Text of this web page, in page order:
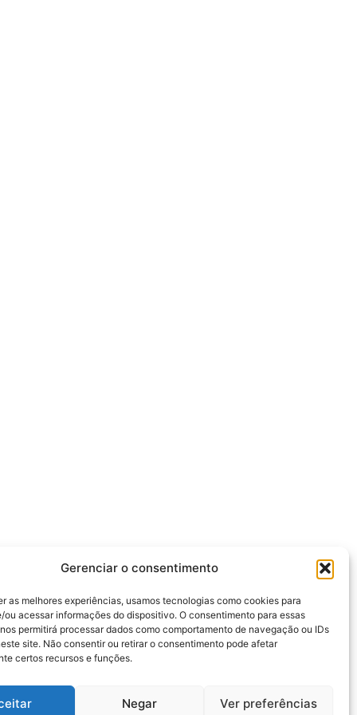
Gerenciar o consentimento
as melhores experiências, usamos tecnologias como cookies para
ou acessar informações do dispositivo. O consentimento para essas
permitirá processar dados como comportamento de navegação ou IDs
site. Não consentir ou retirar o consentimento pode afetar
certos recursos e funções.
Negar Ver preferências